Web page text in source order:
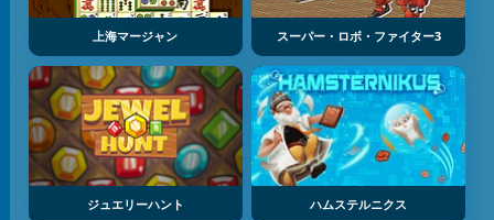
上海マージャン スーパー・ロボ・ファイター3
ジュエリーハント ハムステルニクス